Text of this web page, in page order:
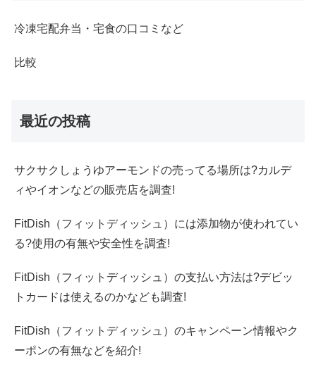
冷凍宅配弁当・宅食の口コミなど
比較
最近の投稿
サクサクしょうゆアーモンドの売ってる場所は?カルデ
ィやイオンなどの販売店を調査!
FitDish（フィットディッシュ）には添加物が使われてい
る?使用の有無や安全性を調査!
FitDish（フィットディッシュ）の支払い方法は?デビッ
トカードは使えるのかなども調査!
FitDish（フィットディッシュ）のキャンペーン情報やク
ーポンの有無などを紹介!